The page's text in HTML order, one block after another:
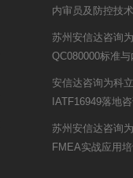
内审员及防控技
苏州安信达咨询
QC080000标准
安信达咨询为科
IATF16949落地
苏州安信达咨询
FMEA实战应用